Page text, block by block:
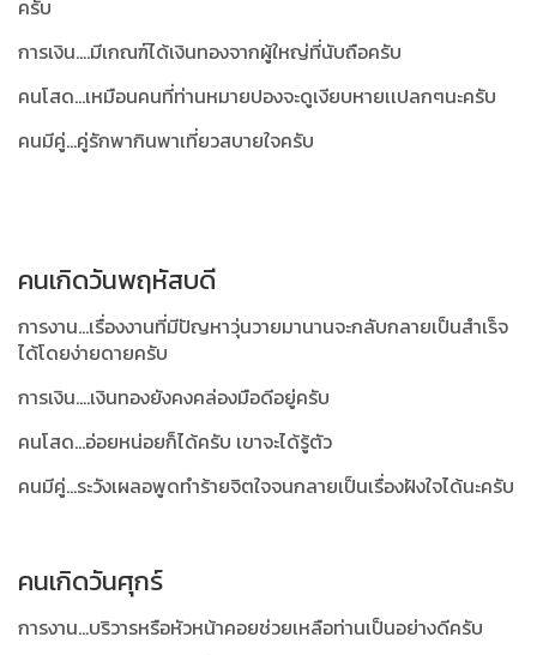
ครับ
การเงิน....มีเกณฑ์ได้เงินทองจากผู้ใหญ่ที่นับถือครับ
คนโสด...เหมือนคนที่ท่านหมายปองจะดูเงียบหายเเปลกๆนะครับ
คนมีคู่...คู่รักพากินพาเที่ยวสบายใจครับ
คนเกิดวันพฤหัสบดี
การงาน...เรื่องงานที่มีปัญหาวุ่นวายมานานจะกลับกลายเป็นสำเร็จ
ได้โดยง่ายดายครับ
การเงิน....เงินทองยังคงคล่องมือดีอยู่ครับ
คนโสด...อ่อยหน่อยก็ได้ครับ เขาจะได้รู้ตัว
คนมีคู่...ระวังเผลอพูดทำร้ายจิตใจจนกลายเป็นเรื่องฝังใจได้นะครับ
คนเกิดวันศุกร์
การงาน...บริวารหรือหัวหน้าคอยช่วยเหลือท่านเป็นอย่างดีครับ